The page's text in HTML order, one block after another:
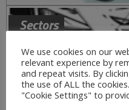
Sectors
We use cookies on our
relevant experience by
and repeat visits. By
the use of ALL the
"Cookie Settings" to